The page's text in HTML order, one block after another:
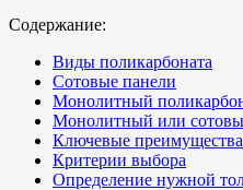
Содержание:
Виды поликарбоната
Сотовые панели
Монолитный
Монолитный или
Ключевые преимущества
Критерии выбора
Определение нужной